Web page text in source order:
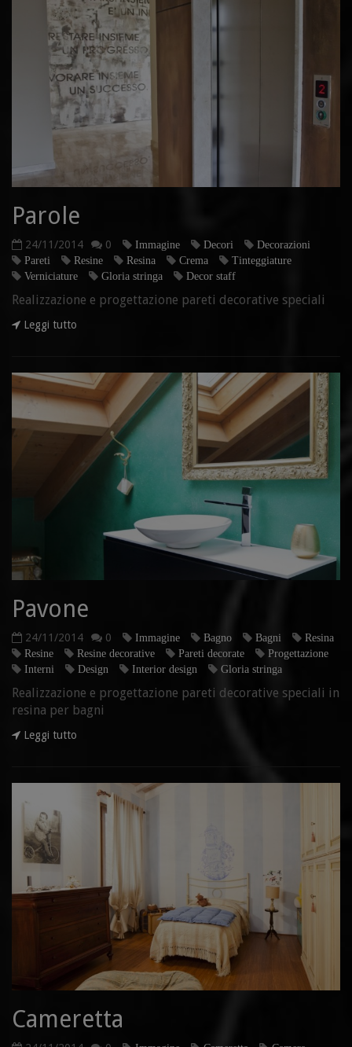
Parole
24/11/2014 0 Immagine Decori
Decorazioni
Pareti
Resine Resina Crema
Tinteggiature
Verniciature
Gloria stringa Decor staff
Realizzazione e progettazione pareti decorative speciali
Leggi tutto
Pavone
24/11/2014 0 Immagine Bagno Bagni
Resina
Resine
Resine decorative Pareti decorate
Progettazione
Interni
Design Interior design Gloria stringa
Realizzazione e progettazione pareti decorative speciali in
resina per bagni
Leggi tutto
Cameretta